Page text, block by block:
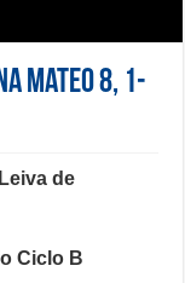
Mateo 8, 1-
de
Ciclo B